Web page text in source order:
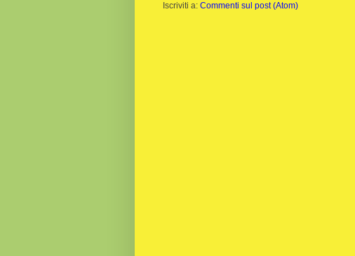
Iscriviti a: Commenti sul post (Atom)